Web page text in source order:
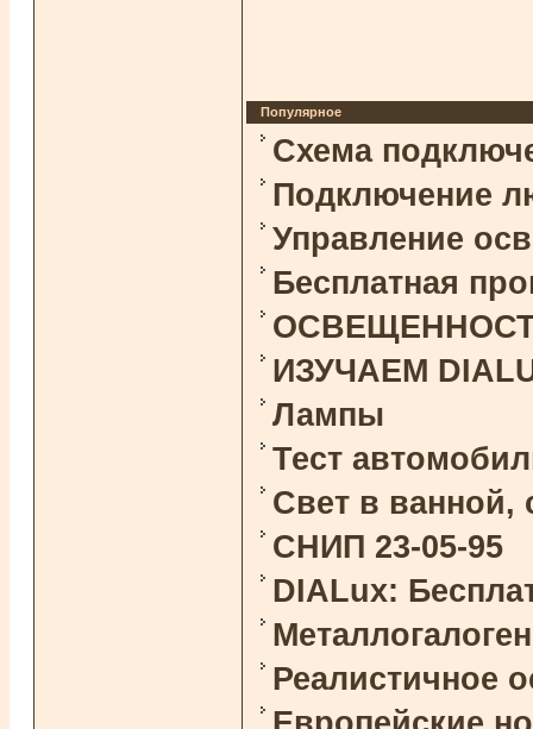
Популярное
Схема
Подключение
Управление
Бесплатная
ОСВЕЩЕННОСТЬ
ИЗУЧАЕМ
Лампы
Тест
Свет в ванной,
СНИП 23-05-95
DIALux:
Реалистичное